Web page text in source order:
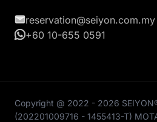
reservation@seiyon.com.my
+60 10-655 0591
Copyright @ 2022 - 2026
(202201009716 - 1455413-T)